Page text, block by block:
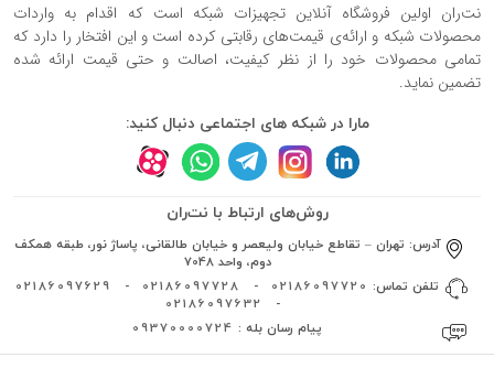
نت‌ران اولین فروشگاه آنلاین تجهیزات شبکه است که اقدام به واردات
محصولات شبکه و ارائه‌ی قیمت‌های رقابتی کرده است و این افتخار را دارد که
تمامی محصولات خود را از نظر کیفیت، اصالت و حتی قیمت ارائه شده
تضمین نماید.
مارا در شبکه های اجتماعی دنبال کنید:
روش‌های ارتباط با نت‌ران
آدرس: تهران – تقاطع خیابان ولیعصر و خیابان طالقانی، پاساژ نور، طبقه همکف
دوم، واحد 7048
تلفن تماس: 02186097720
-
02186097728
-
02186097629
-
02186097632
پیام رسان بله : 09370000724